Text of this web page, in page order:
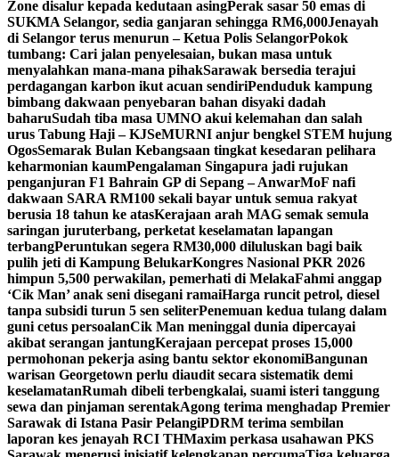
Zone disalur kepada kedutaan asingPerak sasar 50 emas di
SUKMA Selangor, sedia ganjaran sehingga RM6,000Jenayah
di Selangor terus menurun – Ketua Polis SelangorPokok
tumbang: Cari jalan penyelesaian, bukan masa untuk
menyalahkan mana-mana pihakSarawak bersedia terajui
perdagangan karbon ikut acuan sendiriPenduduk kampung
bimbang dakwaan penyebaran bahan disyaki dadah
baharuSudah tiba masa UMNO akui kelemahan dan salah
urus Tabung Haji – KJSeMURNI anjur bengkel STEM hujung
OgosSemarak Bulan Kebangsaan tingkat kesedaran pelihara
keharmonian kaumPengalaman Singapura jadi rujukan
penganjuran F1 Bahrain GP di Sepang – AnwarMoF nafi
dakwaan SARA RM100 sekali bayar untuk semua rakyat
berusia 18 tahun ke atasKerajaan arah MAG semak semula
saringan juruterbang, perketat keselamatan lapangan
terbangPeruntukan segera RM30,000 diluluskan bagi baik
pulih jeti di Kampung BelukarKongres Nasional PKR 2026
himpun 5,500 perwakilan, pemerhati di MelakaFahmi anggap
‘Cik Man’ anak seni disegani ramaiHarga runcit petrol, diesel
tanpa subsidi turun 5 sen seliterPenemuan kedua tulang dalam
guni cetus persoalanCik Man meninggal dunia dipercayai
akibat serangan jantungKerajaan percepat proses 15,000
permohonan pekerja asing bantu sektor ekonomiBangunan
warisan Georgetown perlu diaudit secara sistematik demi
keselamatanRumah dibeli terbengkalai, suami isteri tanggung
sewa dan pinjaman serentakAgong terima menghadap Premier
Sarawak di Istana Pasir PelangiPDRM terima sembilan
laporan kes jenayah RCI THMaxim perkasa usahawan PKS